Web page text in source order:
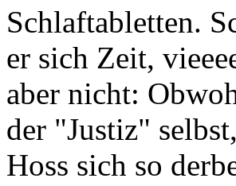
Schlaftabletten.
er sich Zeit,
aber nicht:
der "Justiz"
Hoss sich so